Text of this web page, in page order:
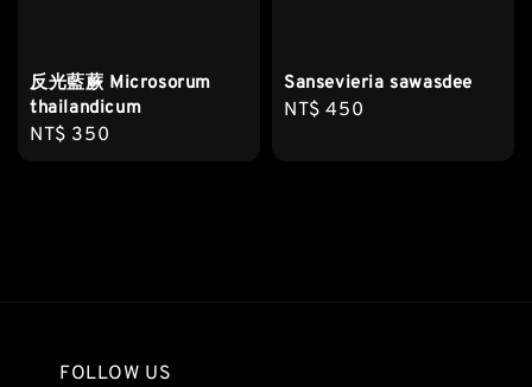
反光藍蕨 Microsorum
thailandicum
Regular
NT$ 350
Sansevieria sawasdee
Regular
NT$ 450
FOLLOW US